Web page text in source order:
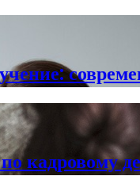
кадровому